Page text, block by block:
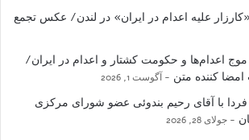
علیه اعدام در ایران» در لندن/ عکس تجمع
اعدام‌ها و حکومت کشتار و اعدام در ایران/
کننده متن
آگوست 1, 2026
فردا با آقای رحیم بندوئی عضو شورای مرکزی
جولای 28, 2026